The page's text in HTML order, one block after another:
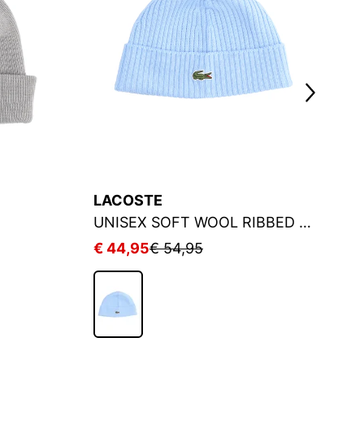
LACOSTE
UNISEX SOFT WOOL RIBBED BEANIE
€ 44,95€ 54,95